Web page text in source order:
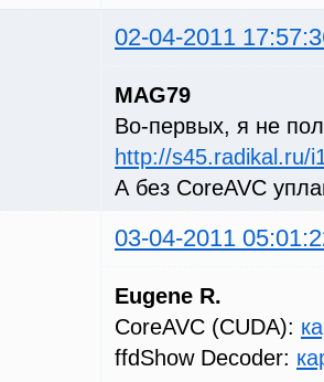
02-04-2011
MAG79
Во-первых, я не
http://s45.radikal.ru/
А без CoreAVC
03-04-2011
Eugene R.
CoreAVC (CUDA):
ffdShow Decoder: